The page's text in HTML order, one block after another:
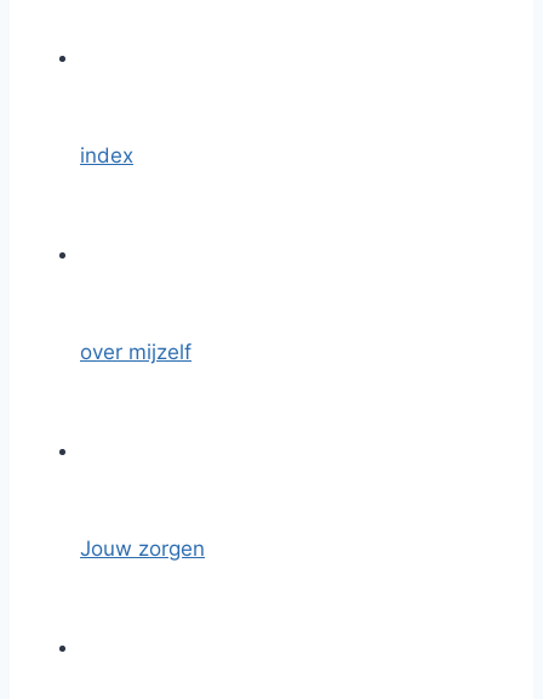
index
over mijzelf
Jouw zorgen